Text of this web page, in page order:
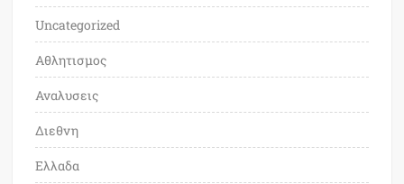
Uncategorized
Αθλητισμος
Αναλυσεις
Διεθνη
Ελλαδα